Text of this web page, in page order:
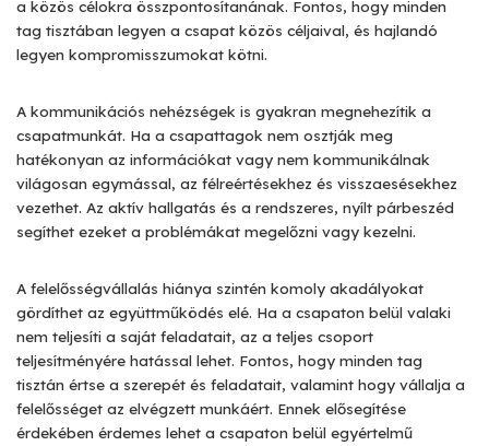
a közös célokra összpontosítanának. Fontos, hogy minden
tag tisztában legyen a csapat közös céljaival, és hajlandó
legyen kompromisszumokat kötni.
A kommunikációs nehézségek is gyakran megnehezítik a
csapatmunkát. Ha a csapattagok nem osztják meg
hatékonyan az információkat vagy nem kommunikálnak
világosan egymással, az félreértésekhez és visszaesésekhez
vezethet. Az aktív hallgatás és a rendszeres, nyílt párbeszéd
segíthet ezeket a problémákat megelőzni vagy kezelni.
A felelősségvállalás hiánya szintén komoly akadályokat
gördíthet az együttműködés elé. Ha a csapaton belül valaki
nem teljesíti a saját feladatait, az a teljes csoport
teljesítményére hatással lehet. Fontos, hogy minden tag
tisztán értse a szerepét és feladatait, valamint hogy vállalja a
felelősséget az elvégzett munkáért. Ennek elősegítése
érdekében érdemes lehet a csapaton belül egyértelmű